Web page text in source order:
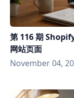
第 116 期
网站页面
November 04,